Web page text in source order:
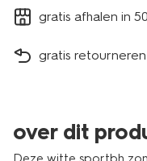
gratis afhalen in
gratis
over dit